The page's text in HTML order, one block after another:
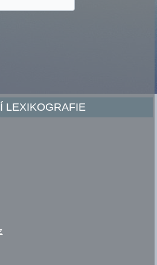
LEXIKOGRAFIE